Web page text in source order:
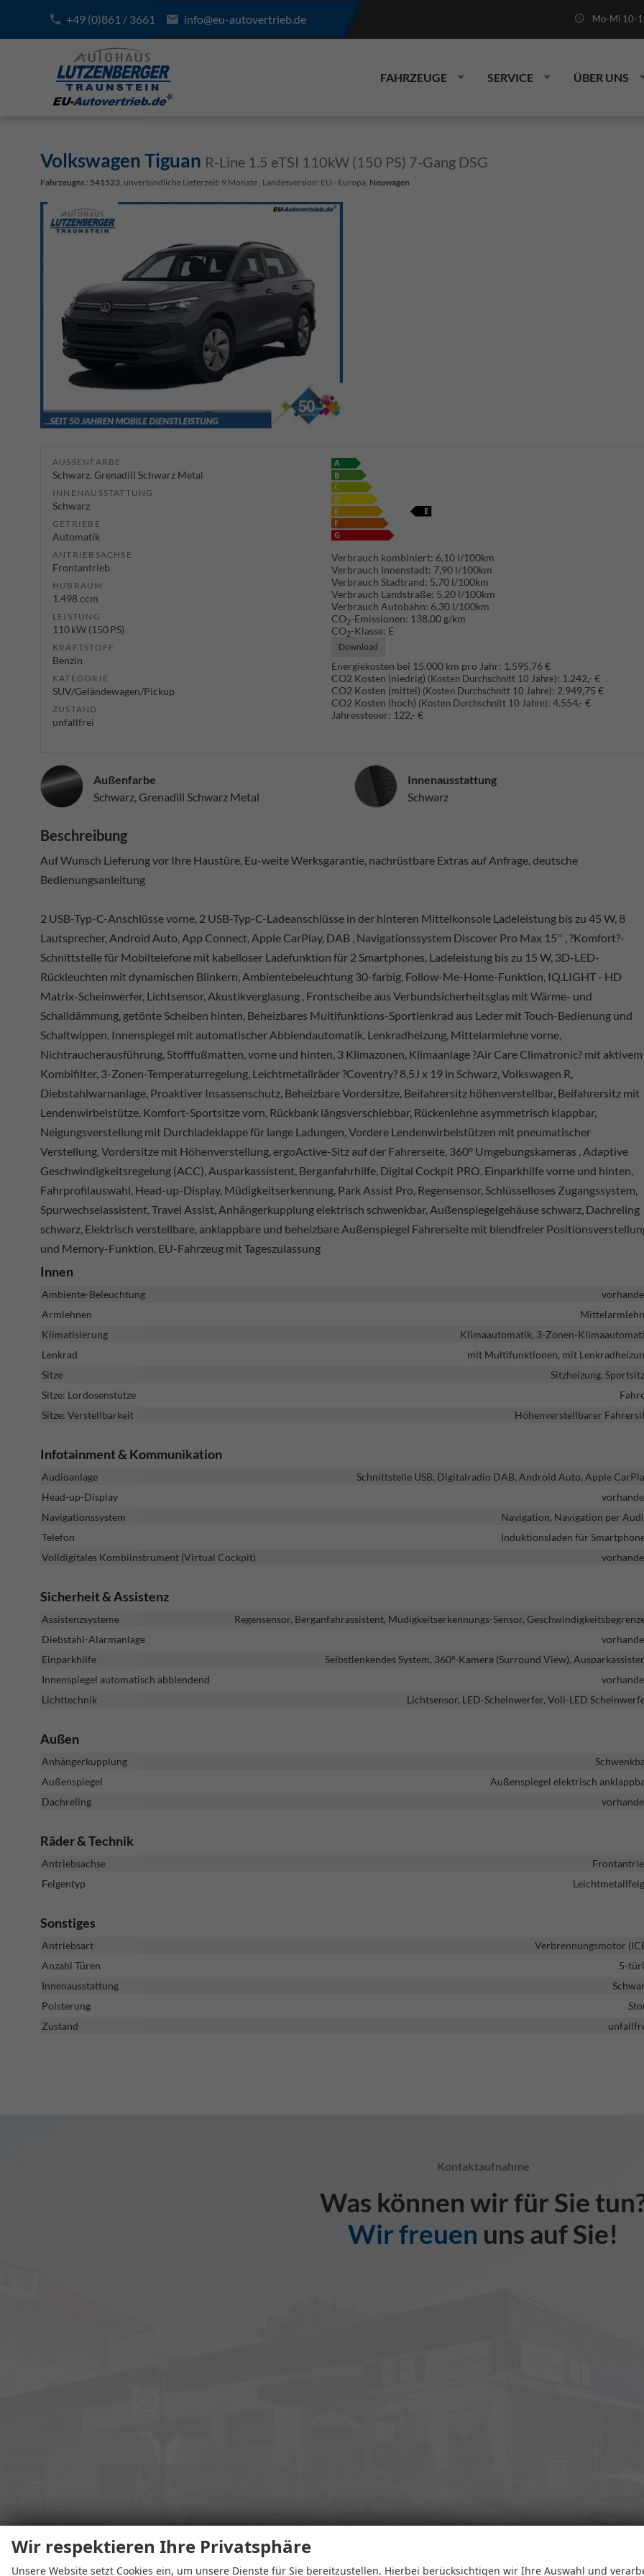
+49 (0)861 / 3661 info@eu-autovertrieb.de Mo-Mi 10-
FAHRZEUGE SERVICE ÜBER UNS
Volkswagen Tiguan R-Line 1.5 eTSI 110kW (150 PS) 7-Gang DSG
Fahrzeugnr.: 541523 , unverbindliche Lieferzeit: 9 Monate , Landesversion: EU - Europa, Neuwagen
AUSSENFARBE
Schwarz, Grenadill Schwarz Metal
INNENAUSSTATTUNG
Schwarz
GETRIEBE
Automatik
ANTRIEBSACHSE
Frontantrieb
HUBRAUM
1.498 ccm
LEISTUNG
110 kW (150 PS)
KRAFTSTOFF
Benzin
KATEGORIE
SUV/Geländewagen/Pickup
ZUSTAND
unfallfrei
Verbrauch kombiniert: 6,10 l/100km
Verbrauch Innenstadt: 7,90 l/100km
Verbrauch Stadtrand: 5,70 l/100km
Verbrauch Landstraße: 5,20 l/100km
Verbrauch Autobahn: 6,30 l/100km
CO2-Emissionen: 138,00 g/km
CO2-Klasse: E
Download
Energiekosten bei 15.000 km pro Jahr: 1.595,76 €
CO2 Kosten (niedrig) (Kosten Durchschnitt 10 Jahre): 1.242,- €
CO2 Kosten (mittel) (Kosten Durchschnitt 10 Jahre): 2.949,75 €
CO2 Kosten (hoch) (Kosten Durchschnitt 10 Jahre): 4.554,- €
Jahressteuer: 122,- €
Außenfarbe
Schwarz, Grenadill Schwarz Metal
InnenausstattungInnenausstattung
Schwarz
Beschreibung
Auf Wunsch Lieferung vor Ihre Haustüre, Eu-weite Werksgarantie, nachrüstbare Extras auf Anfrage, deutsche
Bedienungsanleitung
2 USB-Typ-C-Anschlüsse vorne, 2 USB-Typ-C-Ladeanschlüsse in der hinteren Mittelkonsole Ladeleistung bis zu 45 W, 8
Lautsprecher, Android Auto, App Connect, Apple CarPlay, DAB , Navigationssystem Discover Pro Max 15'' , ?Komfort?-
Schnittstelle für Mobiltelefone mit kabelloser Ladefunktion für 2 Smartphones, Ladeleistung bis zu 15 W, 3D-LED-
Rückleuchten mit dynamischen Blinkern, Ambientebeleuchtung 30-farbig, Follow-Me-Home-Funktion, IQ.LIGHT - HD
Matrix-Scheinwerfer, Lichtsensor, Akustikverglasung , Frontscheibe aus Verbundsicherheitsglas mit Wärme- und
Schalldämmung, getönte Scheiben hinten, Beheizbares Multifunktions-Sportlenkrad aus Leder mit Touch-Bedienung und
Schaltwippen, Innenspiegel mit automatischer Abblendautomatik, Lenkradheizung, Mittelarmlehne vorne,
Nichtraucherausführung, Stofffußmatten, vorne und hinten, 3 Klimazonen, Klimaanlage ?Air Care Climatronic? mit aktivem
Kombifilter, 3-Zonen-Temperaturregelung, Leichtmetallräder ?Coventry? 8,5J x 19 in Schwarz, Volkswagen R,
Diebstahlwarnanlage, Proaktiver Insassenschutz, Beheizbare Vordersitze, Beifahrersitz höhenverstellbar, Beifahrersitz mit
Lendenwirbelstütze, Komfort-Sportsitze vorn, Rückbank längsverschiebbar, Rückenlehne asymmetrisch klappbar,
Neigungsverstellung mit Durchladeklappe für lange Ladungen, Vordere Lendenwirbelstützen mit pneumatischer
Verstellung, Vordersitze mit Höhenverstellung, ergoActive-Sitz auf der Fahrerseite, 360° Umgebungskameras , Adaptive
Geschwindigkeitsregelung (ACC), Ausparkassistent, Berganfahrhilfe, Digital Cockpit PRO, Einparkhilfe vorne und hinten,
Fahrprofilauswahl, Head-up-Display, Müdigkeitserkennung, Park Assist Pro, Regensensor, Schlüsselloses Zugangssystem,
Spurwechselassistent, Travel Assist, Anhängerkupplung elektrisch schwenkbar, Außenspiegelgehäuse schwarz, Dachreling
schwarz, Elektrisch verstellbare, anklappbare und beheizbare Außenspiegel Fahrerseite mit blendfreier
und Memory-Funktion, EU-Fahrzeug mit Tageszulassung
Innen
Ambiente-Beleuchtung
Armlehnen
Klimatisierung
Klimaautomatik, 3-Zonen-
Lenkrad
mit Multifunktionen, mit
Sitze
Sitzheizung,
Sitze: Lordosenstütze
Sitze: Verstellbarkeit
Höhenverstellbarer
Infotainment & Kommunikation
Audioanlage
Schnittstelle USB, Digitalradio DAB, Android Auto, Apple
Head-up-Display
Navigationssystem
Navigation, Navigation per
Telefon
Induktionsladen für
Volldigitales Kombiinstrument (Virtual Cockpit)
Sicherheit & Assistenz
Assistenzsysteme
Regensensor, Berganfahrassistent, Müdigkeitserkennungs-Sensor,
Diebstahl-Alarmanlage
Einparkhilfe
Selbstlenkendes System, 360°-Kamera (Surround View),
Innenspiegel automatisch abblendend
Lichttechnik
Lichtsensor, LED-Scheinwerfer, Voll-LED
Außen
Anhängerkupplung
Außenspiegel
Außenspiegel elektrisch
Dachreling
Räder & Technik
Antriebsachse
Felgentyp
Sonstiges
Antriebsart
Verbrennungsmotor
Anzahl Türen
5-
Innenausstattung
Polsterung
Zustand
Kontaktaufnahme
Was können wir für Sie
Wir freuen uns auf Sie!
Wir respektieren Ihre Privatsphäre
Unsere Website setzt Cookies ein, um unsere Dienste für Sie bereitzustellen. Hierbei berücksichtigen wir Ihre Auswahl und